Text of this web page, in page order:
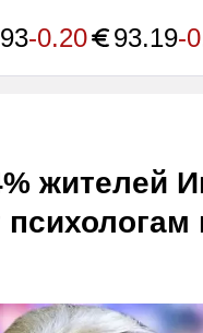
-0.20 93.19-
жителей